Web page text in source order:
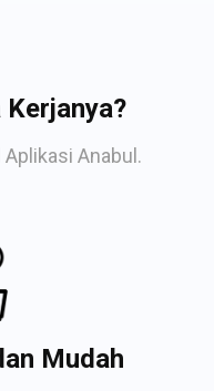
Kerjanya?
Anabul.
Mudah